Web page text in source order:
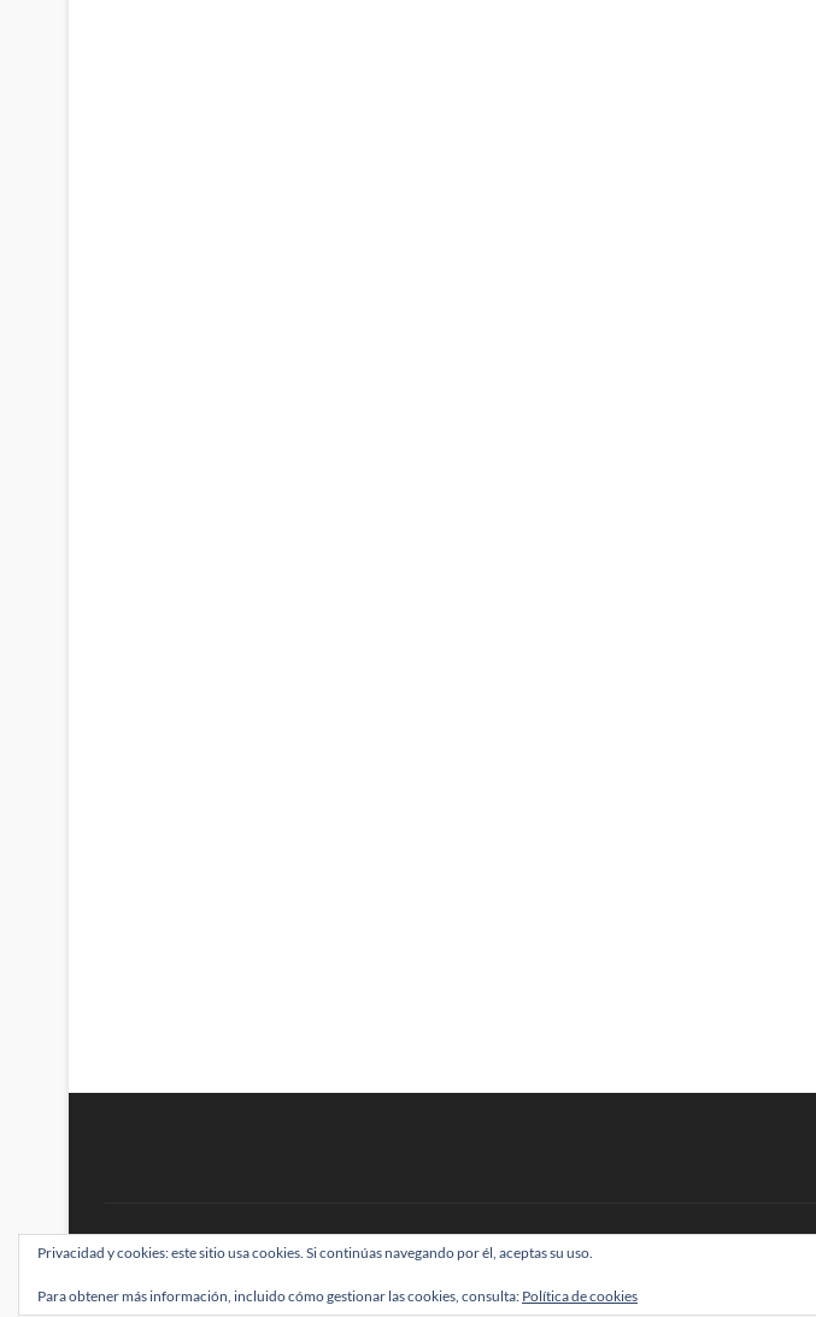
BRAINSTOMPING| Diseñado por:Theme Freesia|WordPress| © Todos los derechos reservados
Privacidad y cookies: este sitio usa cookies. Si continúas navegando por él, aceptas su uso.
Para obtener más información, incluido cómo gestionar las cookies, consulta: Política de cookies